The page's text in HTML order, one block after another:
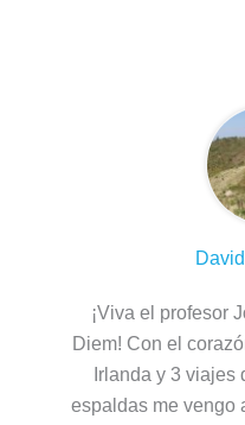
¡Viva el profesor
Diem! Con el
Irlanda y 3
espaldas me vengo